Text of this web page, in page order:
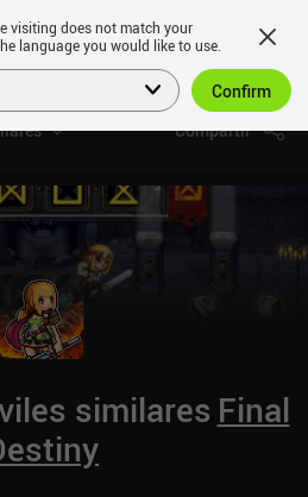
Compartir
similares Final
visiting does not match your
language you would like to use.
Confirm